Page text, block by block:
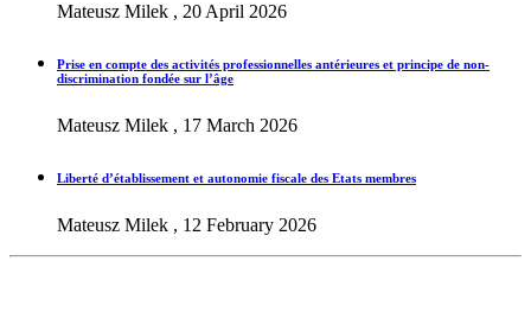
Mateusz Milek , 20 April 2026
Prise en compte des activités professionnelles antérieures et principe de non-
discrimination fondée sur l’âge
Mateusz Milek , 17 March 2026
Liberté d’établissement et autonomie fiscale des Etats membres
Mateusz Milek , 12 February 2026